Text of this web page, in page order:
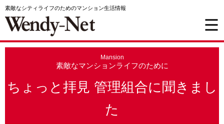
素敵なシティライフのためのマンション生活情報
Mansion
素敵なマンションライフのために
ちょっと拝見 管理組合に聞きまし
た